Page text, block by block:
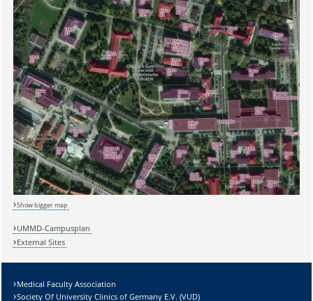
Show bigger map
UMMD-Campusplan
External Sites
Medical Faculty Association
Society Of University Clinics of Germany E.V. (VUD)